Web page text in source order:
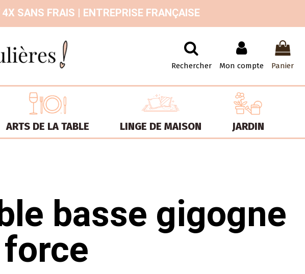
SANS FRAIS | ENTREPRISE FRANÇAISE
Rechercher Mon compte Panier
ARTS DE LA TABLE LINGE DE MAISON JARDIN
basse gigogne